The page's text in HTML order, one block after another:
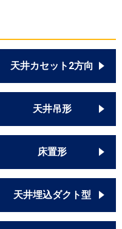
天井カセット2方向
天井吊形
床置形
天井埋込ダクト型